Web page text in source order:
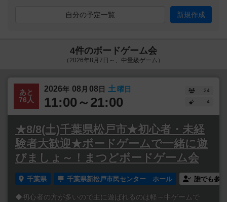
自分の予定一覧 新規作成
4件のボードゲーム会
（2026年8月7日～、中量級ゲーム）
あと
76人
2026年 08 月 08日 土曜日
11:00～21:00
24
4
★8/8(土)千葉県松戸市★初心者・未経
験者大歓迎★ボードゲームで一緒に遊
びましょ～！まつどボードゲーム会
千葉県 千葉県新松戸市民センター ホール 誰でも参加
◆初心者の方が多いので主に遊ばれるのは軽～中ゲームで